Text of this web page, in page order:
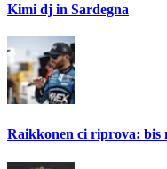
Kimi dj in Sardegna
Raikkonen ci riprova: bis